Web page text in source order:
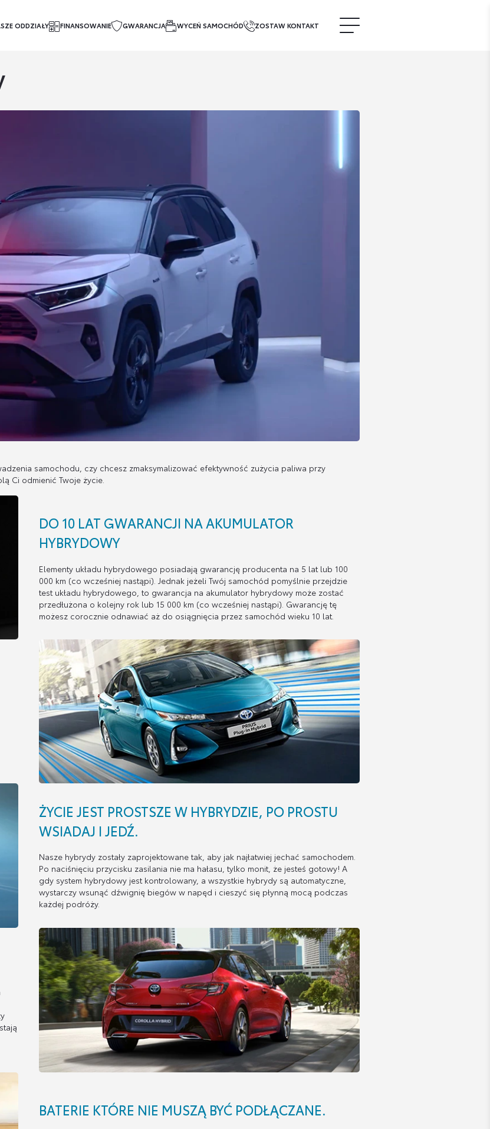
ODDZIAŁY FINANSOWANIE GWARANCJA WYCEŃ SAMOCHÓD ZOSTAW KONTAKT
samochodu, czy chcesz zmaksymalizować efektywność zużycia paliwa przy
Ci odmienić Twoje życie.
DO 10 LAT GWARANCJI NA AKUMULATOR
HYBRYDOWY
Elementy układu hybrydowego posiadają gwarancję producenta na 5 lat lub 100
000 km (co wcześniej nastąpi). Jednak jeżeli Twój samochód pomyślnie przejdzie
test układu hybrydowego, to gwarancja na akumulator hybrydowy może zostać
przedłużona o kolejny rok lub 15 000 km (co wcześniej nastąpi). Gwarancję tę
możesz corocznie odnawiać aż do osiągnięcia przez samochód wieku 10 lat.
ŻYCIE JEST PROSTSZE W HYBRYDZIE, PO PROSTU
WSIADAJ I JEDŹ.
Nasze hybrydy zostały zaprojektowane tak, aby jak najłatwiej jechać samochodem.
Po naciśnięciu przycisku zasilania nie ma hałasu, tylko monit, że jesteś gotowy! A
gdy system hybrydowy jest kontrolowany, a wszystkie hybrydy są automatyczne,
wystarczy wsunąć dźwignię biegów w napęd i cieszyć się płynną mocą podczas
każdej podróży.
BATERIE KTÓRE NIE MUSZĄ BYĆ PODŁĄCZANE.